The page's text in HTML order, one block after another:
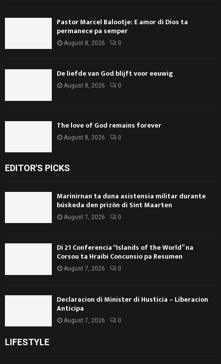
Pastor Marcel Balootje: E amor di Dios ta
permanece pa semper
August 8, 2026 0
De liefde van God blijft voor eeuwig
August 8, 2026 0
The love of God remains forever
August 8, 2026 0
EDITOR'S PICKS
Marinirnan ta duna asistensia militar durante
búskeda den prizòn di Sint Maarten
August 7, 2026 0
Di 21 Conferencia “Islands of the World” na
Corsou ta Hraibi Concunsio pa Resumen
August 7, 2026 0
Declaracion di Minister di Husticia – Liberacion
Anticipa
August 7, 2026 0
LIFESTYLE